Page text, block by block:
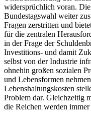
widersprüchlich voran.
Bundestagswahl weiter
Fragen zerstritten und
für die zentralen
in der Frage der
Investitions- und damit
selbst von der Industrie
ohnehin großen sozialen
und Lebensformen
Lebenshaltungskosten
Problem dar. Gleichzeitig
die Reichen werden immer